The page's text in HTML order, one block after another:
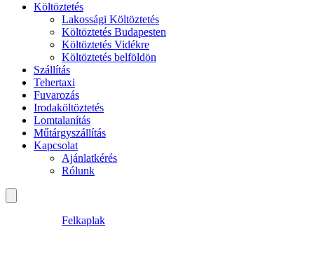
Költöztetés
Lakossági Költöztetés
Költöztetés Budapesten
Költöztetés Vidékre
Költöztetés belföldön
Szállítás
Tehertaxi
Fuvarozás
Irodaköltöztetés
Lomtalanítás
Műtárgyszállítás
Kapcsolat
Ajánlatkérés
Rólunk
Felkaplak